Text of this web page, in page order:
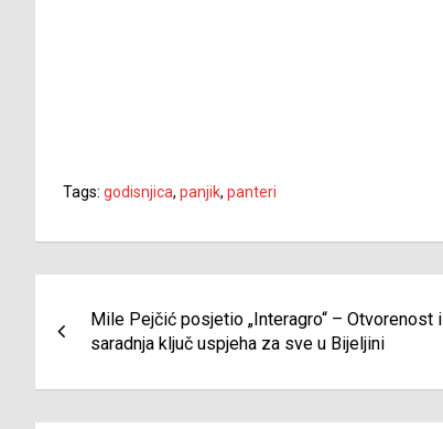
Tags: godisnjica, panjik, panteri
članaka
Mile Pejčić posjetio „Interagro“ – Otvorenost i
saradnja ključ uspjeha za sve u Bijeljini